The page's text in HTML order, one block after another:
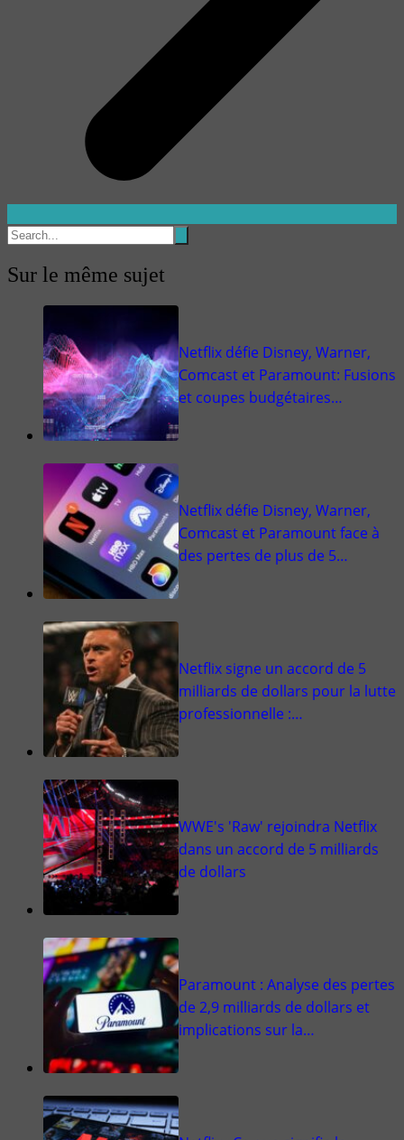
Sur le même sujet
Netflix défie Disney, Warner,
Comcast et Paramount: Fusions
et coupes budgétaires…
Netflix défie Disney, Warner,
Comcast et Paramount face à
des pertes de plus de 5…
Netflix signe un accord de 5
milliards de dollars pour la lutte
professionnelle :…
WWE's 'Raw' rejoindra Netflix
dans un accord de 5 milliards
de dollars
Paramount : Analyse des pertes
de 2,9 milliards de dollars et
implications sur la…